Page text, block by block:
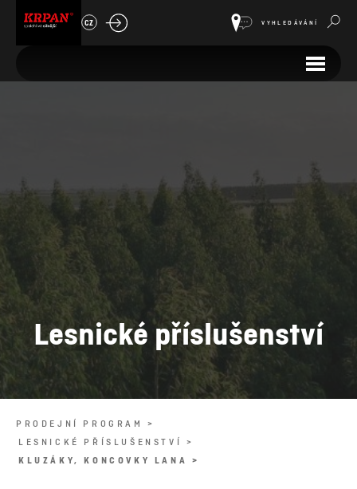
CZ VYHLEDÁVÁNÍ
Lesnické příslušenství
PRODEJNÍ PROGRAM >
LESNICKÉ PŘÍSLUŠENSTVÍ >
KLUZÁKY, KONCOVKY LANA >